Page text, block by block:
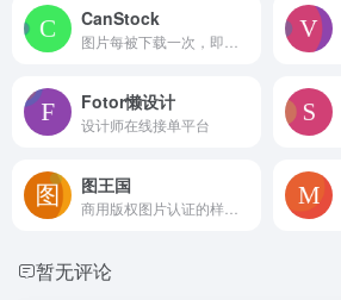
CanStock
Fotor懒设计
设计师在线接单平台
图王国
暂无评论